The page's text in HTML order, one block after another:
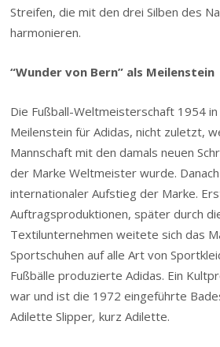
Streifen, die mit den drei Silben des
harmonieren.
“Wunder von Bern” als Meilenstein
Die Fußball-Weltmeisterschaft 1954
Meilenstein für Adidas, nicht zuletzt,
Mannschaft mit den damals neuen
der Marke Weltmeister wurde.
internationaler Aufstieg der Marke.
Auftragsproduktionen, später durch
Textilunternehmen weitete sich das
Sportschuhen auf alle Art von
Fußbälle produzierte Adidas. Ein
war und ist die 1972 eingeführte
Adilette Slipper,kurz Adilette.